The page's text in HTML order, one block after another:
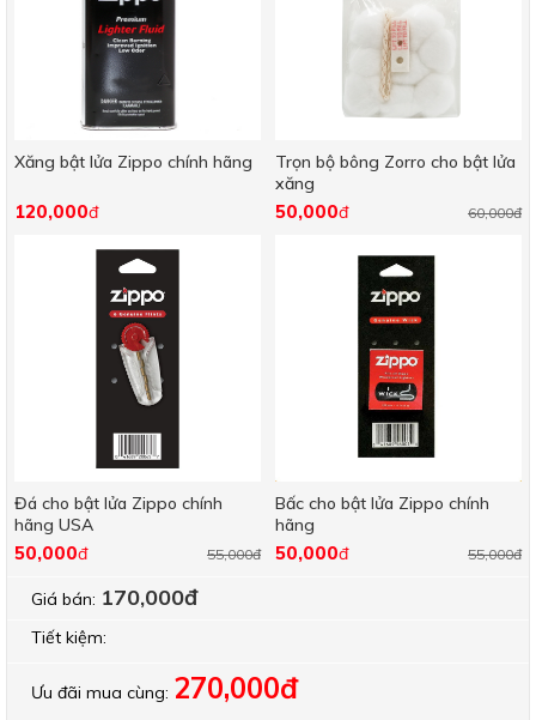
Xăng bật lửa Zippo chính hãng
120,000đ
Trọn bộ bông Zorro cho bật lửa
xăng
60,000đ
50,000đ
Đá cho bật lửa Zippo chính
hãng USA
55,000đ
50,000đ
Bấc cho bật lửa Zippo chính
hãng
55,000đ
50,000đ
Giá bán: 170,000đ
Tiết kiệm:
Ưu đãi mua cùng: 270,000đ